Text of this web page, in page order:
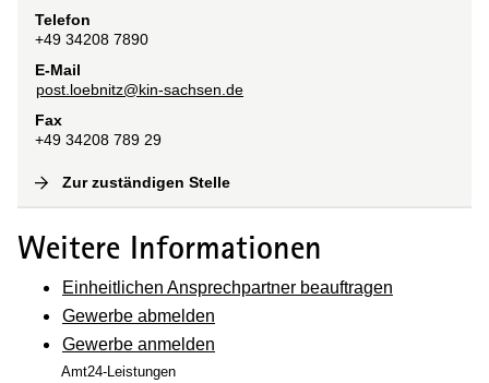
Telefon
+49 34208 7890
E-Mail
post.loebnitz@kin-sachsen.de
Fax
+49 34208 789 29
Zur zuständigen Stelle
Weitere Informationen
Einheitlichen Ansprechpartner beauftragen
Gewerbe abmelden
Gewerbe anmelden
Amt24-Leistungen